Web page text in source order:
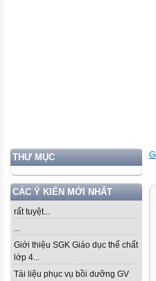
THƯ MỤC
CÁC Ý KIẾN MỚI NHẤT
rất tuyệt...
...
Giới thiệu SGK Giáo dục thể chất
lớp 4...
Tài liệu phục vụ bồi dưỡng GV